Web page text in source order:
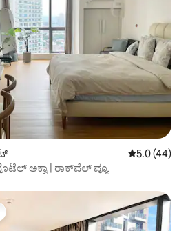
5 ರಲ್ಲಿ 5.0
5.0 (44)
ಅಕ್ವಾ | ರಾಕ್‌ವೆಲ್ ವ್ಯೂ